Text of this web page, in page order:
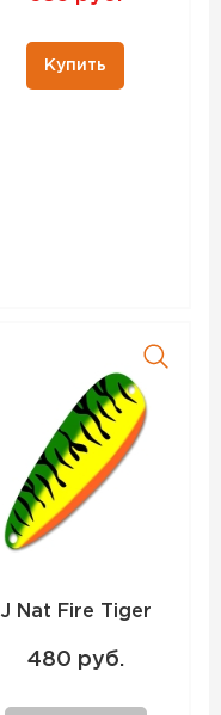
Купить
J Nat Fire Tiger
480 руб.